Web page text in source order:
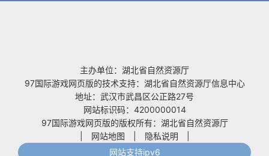
主办单位：湖北省自然资源厅
97国际游戏网页版的技术支持：湖北省自然资源厅信息中心
地址：武汉市武昌区公正路27号
网站标识码：4200000014
97国际游戏网页版的版权所有：湖北省自然资源厅
网站地图 隐私说明
网站支持ipv6